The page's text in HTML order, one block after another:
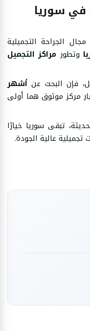
في سوريا
الجراحة التجميلية
وتطور مراكز التجميل
فإن البحث عن أشهر
مركز موثوق هما أولى
تبقى سوريا خيارًا
عالية الجودة.